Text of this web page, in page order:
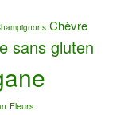
Chèvre
sans gluten
Fleurs